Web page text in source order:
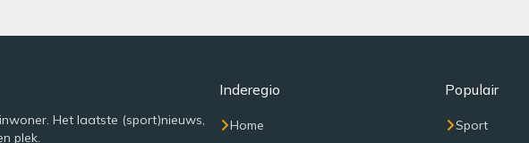
Het laatste (sport)nieuws,
plek.
Inderegio
Home
Populair
Sport